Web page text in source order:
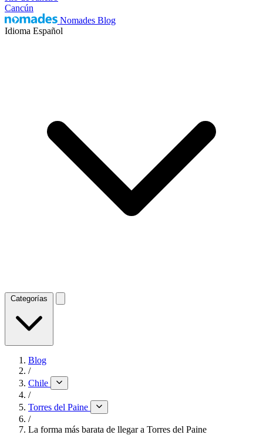
Cancún
Nomades Blog
Idioma Español
Categorías
Blog
/
Chile
/
Torres del Paine
/
La forma más barata de llegar a Torres del Paine